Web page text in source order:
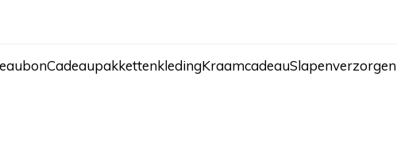
CadeaupakkettenkledingKraamcadeauSlapenverzorgen